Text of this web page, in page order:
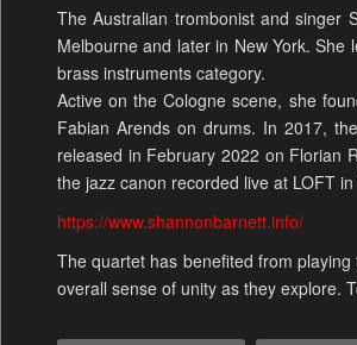
The Australian trombonist and singer
Melbourne and later in New York.
brass instruments category.
Active on the Cologne scene, she
Fabian Arends on drums. In 2017,
released in February 2022 on Florian
the jazz canon recorded live at LOFT
https://www.shannonbarnett.info/
The quartet has benefited from
overall sense of unity as they explore.